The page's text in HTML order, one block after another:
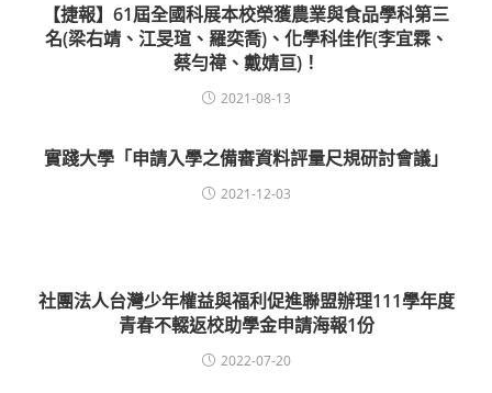
【捷報】61屆全國科展本校榮獲農業與食品學科第三
名(梁右靖、江旻瑄、羅奕喬)、化學科佳作(李宜霖、
蔡勻禕、戴婧亘)！
2021-08-13
實踐大學「申請入學之備審資料評量尺規研討會議」
2021-12-03
社團法人台灣少年權益與福利促進聯盟辦理111學年度
青春不輟返校助學金申請海報1份
2022-07-20